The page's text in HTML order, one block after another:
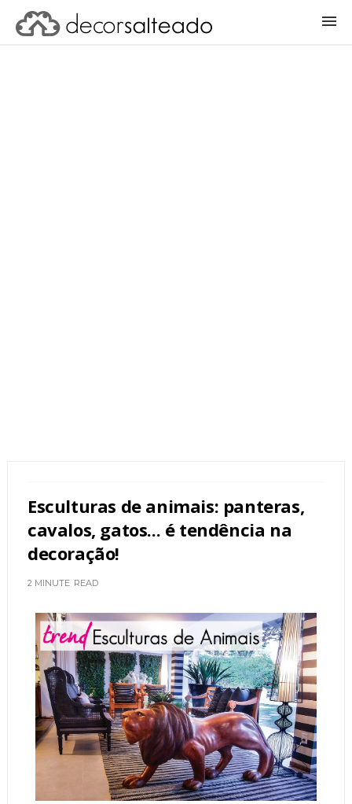
Esculturas de animais: panteras,
cavalos, gatos... é tendência na
decoração!
2 MINUTE READ